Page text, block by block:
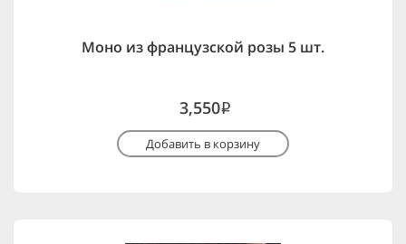
Моно из французской розы 5 шт.
3,550i
Добавить в корзину